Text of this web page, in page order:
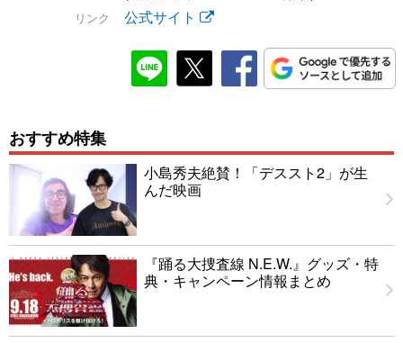
リンク 公式サイト
おすすめ特集
小島秀夫絶賛！「デススト2」が生
んだ映画
『踊る大捜査線 N.E.W.』グッズ・特
典・キャンペーン情報まとめ